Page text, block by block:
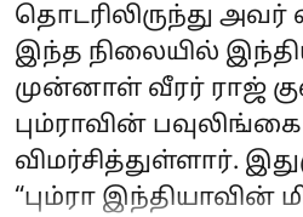
தொடரிலிருந்து அவர்
இந்த நிலையில்
முன்னாள் வீரர் ராஜ்
பும்ராவின் பவுலிங்கை
விமர்சித்துள்ளார்.
“பும்ரா இந்தியாவின்